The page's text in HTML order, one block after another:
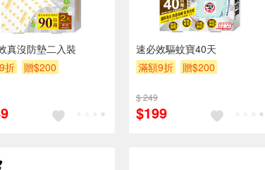
真沒防墊二入裝
折
贈$200
速必效驅蚊寶40天
滿額9折
贈$200
$ 249
$199